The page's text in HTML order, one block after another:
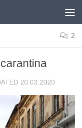
2
20.03.2020